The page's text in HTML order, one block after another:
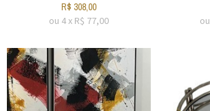
R$ 308,00
ou 4x R$ 77,00
ou